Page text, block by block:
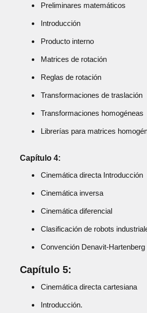
Preliminares matemáticos
Introducción
Producto interno
Matrices de rotación
Reglas de rotación
Transformaciones de traslación
Transformaciones homogéneas
Librerías para matrices
Capítulo 4:
Cinemática directa Introducción
Cinemática inversa
Cinemática diferencial
Clasificación de robots
Convención Denavit-Hartenberg
Capítulo 5:
Cinemática directa cartesiana
Introducción.